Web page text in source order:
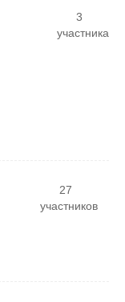
3
участника
27
участников